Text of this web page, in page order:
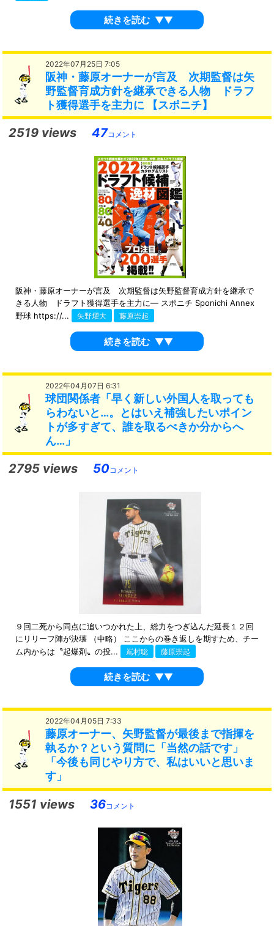
続きを読む ▼▼
2022年07月25日 7:05
阪神・藤原オーナーが言及 次期監督は矢
野監督育成方針を継承できる人物 ドラフ
ト獲得選手を主力に 【スポニチ】
2519 views 47コメント
阪神・藤原オーナーが言及 次期監督は矢野監督育成方針を継承で
きる人物 ドラフト獲得選手を主力に― スポニチ Sponichi Annex
野球 https://...
矢野燿大 藤原崇起
続きを読む ▼▼
2022年04月07日 6:31
球団関係者「早く新しい外国人を取っても
らわないと…。とはいえ補強したいポイン
トが多すぎて、誰を取るべきか分からへ
ん…」
2795 views 50コメント
９回二死から同点に追いつかれた上、総力をつぎ込んだ延長１２回
にリリーフ陣が決壊 （中略） ここからの巻き返しを期すため、チー
ム内からは〝起爆剤〟の投...
嶌村聡 藤原崇起
続きを読む ▼▼
2022年04月05日 7:33
藤原オーナー、矢野監督が最後まで指揮を
執るか？という質問に「当然の話です」
「今後も同じやり方で、私はいいと思いま
す」
1551 views 36コメント